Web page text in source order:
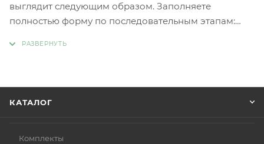
выглядит следующим образом. Заполняете
полностью форму по последовательным этапам:
КАТАЛОГ
Комплекты